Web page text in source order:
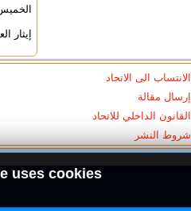
الخميس 8 أيلول (أغسطس)
إيثار
uses cookies.
الانتساب الى الاتحاد
إرسال مقالة
القانون الداخلي للاتحاد
شروط النشر